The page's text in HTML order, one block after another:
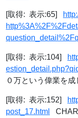
[取得: 表示:65]
[取得: 表示:104]
０万という偉業を
[取得: 表示:152]
post_17.html